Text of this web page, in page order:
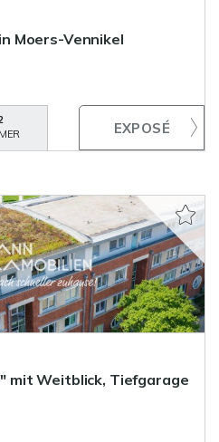
Moers-Vennikel
mit Weitblick, Tiefgarage